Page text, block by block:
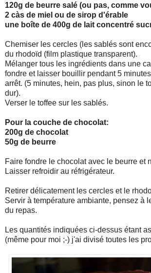
120g de beurre salé (ou pas, comme
2 càs de miel ou de sirop d'érable
une boîte de 400g de lait concentré
Chemiser les cercles (les sablés sont
du rhodoïd (film plastique transparent).
Mélanger tous les ingrédients dans une
fondre et laisser bouillir pendant 5
arrêt. (5 minutes, hein, pas plus, sinon le
dur).
Verser le toffee sur les sablés.
Pour la couche de chocolat:
200g de chocolat
50g de beurre
Faire fondre le chocolat avec le beurre et
Laisser refroidir au réfrigérateur.
Retirer délicatement les cercles et le
Servir à température ambiante, pensez à
du repas.
Les quantités indiquées ci-dessus étant
(même pour moi ;-) j'ai divisé toutes les